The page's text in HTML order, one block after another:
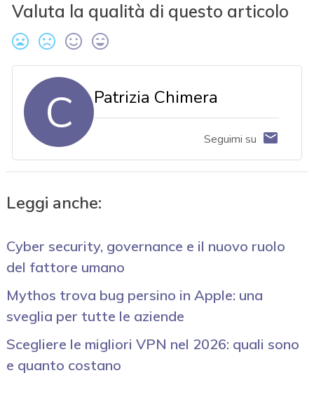
Valuta la qualità di questo articolo
C Patrizia Chimera
Seguimi su
Leggi anche:
Cyber security, governance e il nuovo ruolo
del fattore umano
Mythos trova bug persino in Apple: una
sveglia per tutte le aziende
Scegliere le migliori VPN nel 2026: quali sono
e quanto costano